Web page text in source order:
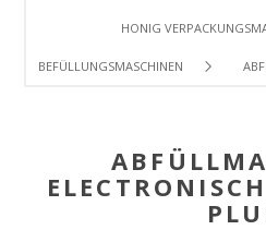
HONIG
BEFÜLLUNGSMASCHINEN